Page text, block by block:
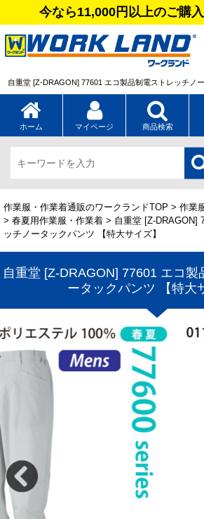
今なら11,000円以上のご購
自重堂 [Z-DRAGON] 77601 エコ製品制電ストレッチノ
ホーム マイページ 商品検索
作業服・作業着通販のワークランドTOP > 作業
> 春夏用作業服・作業着 > 自重堂 [Z-DRAGON]
ッチノータックパンツ 【特大サイズ】
自重堂 [Z-DRAGON] 77601 エコ製
ータックパンツ 【特大